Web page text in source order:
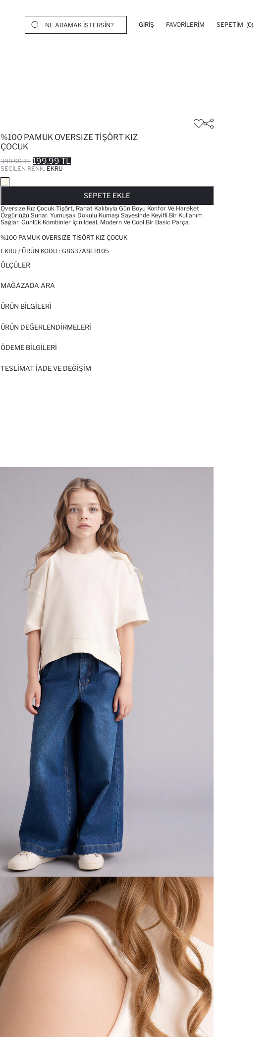
GIRIŞ FAVORILERIM SEPETIM (0)
%100 PAMUK OVERSIZE TIŞÖRT KIZ
ÇOCUK
399.99 TL 199.99 TL
SEÇILEN RENK: EKRU
SEPETE EKLE
Oversize Kız Çocuk Tişört, Rahat Kalıbıyla Gün Boyu Konfor Ve Hareket
Özgürlüğü Sunar. Yumuşak Dokulu Kumaşı Sayesinde Keyifli Bir Kullanım
Sağlar. Günlük Kombinler Için Ideal, Modern Ve Cool Bir Basic Parça.
%100 PAMUK OVERSIZE TIŞÖRT KIZ ÇOCUK
EKRU / ÜRÜN KODU : G8637A8ER105
ÖLÇÜLER
MAĞAZADA ARA
ÜRÜN BILGILERI
ÜRÜN DEĞERLENDİRMELERİ
ÖDEME BİLGİLERİ
TESLIMAT İADE VE DEĞIŞIM